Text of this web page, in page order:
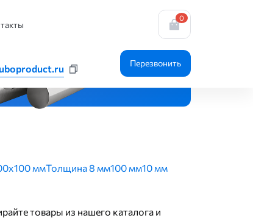
0
Перезвонить
ммТолщина 8 мм100 мм10 мм
товары из нашего каталога и